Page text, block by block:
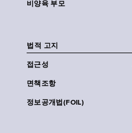
비양육 부모
법적 고지
접근성
면책조항
정보공개법(FOIL)